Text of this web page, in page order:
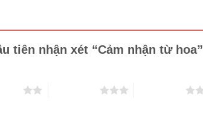
tiên nhận xét “Cảm nhận từ hoa”